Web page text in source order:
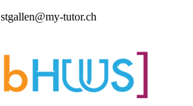
stgallen@my-tutor.ch